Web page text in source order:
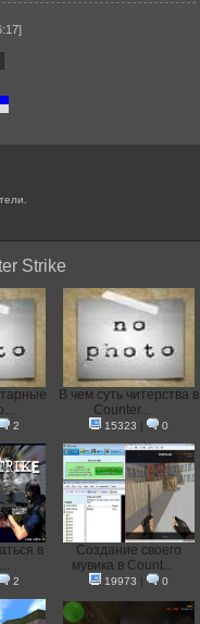
Strike
2
В чем суть читерства в
Counter...
15323 | 0
в
2
Создание своего
мувика в Count...
19973 | 0